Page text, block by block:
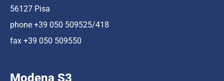
56127 Pisa
phone +39 050 509525/418
fax +39 050 509550
Modena S3